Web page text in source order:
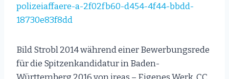
polizeiaffaere-a-2f02fb60-d454-4f44-bbdd-
18730e83f8dd
Bild Strobl 2014 während einer Bewerbungsrede
für die Spitzenkandidatur in Baden-